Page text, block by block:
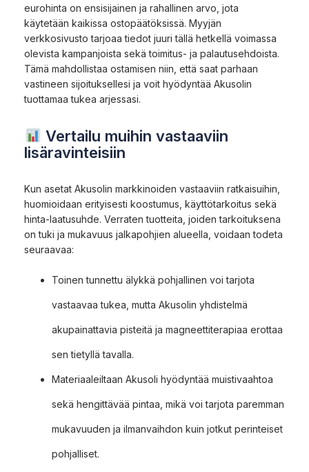
eurohinta on ensisijainen ja rahallinen arvo, jota
käytetään kaikissa ostopäätöksissä. Myyjän
verkkosivusto tarjoaa tiedot juuri tällä hetkellä voimassa
olevista kampanjoista sekä toimitus- ja palautusehdoista.
Tämä mahdollistaa ostamisen niin, että saat parhaan
vastineen sijoituksellesi ja voit hyödyntää Akusolin
tuottamaa tukea arjessasi.
Vertailu muihin vastaaviin
lisäravinteisiin
Kun asetat Akusolin markkinoiden vastaaviin ratkaisuihin,
huomioidaan erityisesti koostumus, käyttötarkoitus sekä
hinta-laatusuhde. Verraten tuotteita, joiden tarkoituksena
on tuki ja mukavuus jalkapohjien alueella, voidaan todeta
seuraavaa:
Toinen tunnettu älykkä pohjallinen voi tarjota
vastaavaa tukea, mutta Akusolin yhdistelmä
akupainattavia pisteitä ja magneettiterapiaa erottaa
sen tietyllä tavalla.
Materiaaleiltaan Akusoli hyödyntää muistivaahtoa
sekä hengittävää pintaa, mikä voi tarjota paremman
mukavuuden ja ilmanvaihdon kuin jotkut perinteiset
pohjalliset.